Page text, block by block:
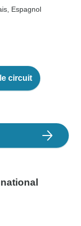
Espagnol
circuit